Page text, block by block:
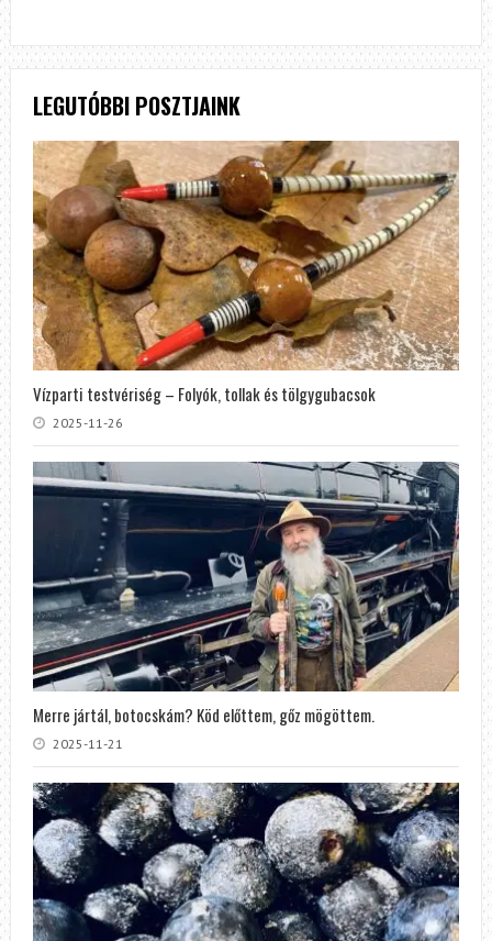
LEGUTÓBBI POSZTJAINK
Vízparti testvériség – Folyók, tollak és tölgygubacsok
2025-11-26
Merre jártál, botocskám? Köd előttem, gőz mögöttem.
2025-11-21